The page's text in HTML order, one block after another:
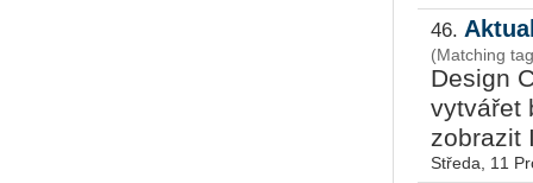
46.
(Matching
De­sign
vy­tvá­řet
zob­ra­zit
Středa, 11